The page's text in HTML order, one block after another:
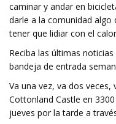
caminar y andar en
darle a la comunidad
tener que lidiar con el
Reciba las últimas
bandeja de entrada
Va una vez, va dos
Cottonland Castle en
jueves por la tarde a